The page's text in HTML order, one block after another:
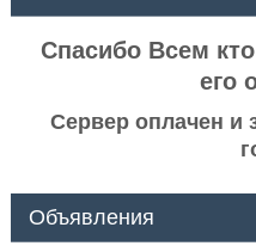
Спасибо Всем
его
Сервер оплачен и
Объявления